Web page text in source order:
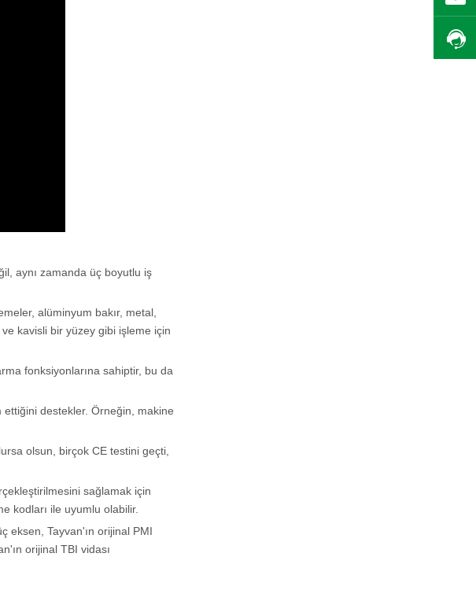
aynı zamanda üç boyutlu iş
alüminyum bakır, metal,
kavisli bir yüzey gibi işleme için
fonksiyonlarına sahiptir, bu da
ettiğini destekler. Örneğin, makine
olsun, birçok CE testini geçti,
sağlamak için
kodları ile uyumlu olabilir.
eksen, Tayvan'ın orijinal PMI
orijinal TBI vidası